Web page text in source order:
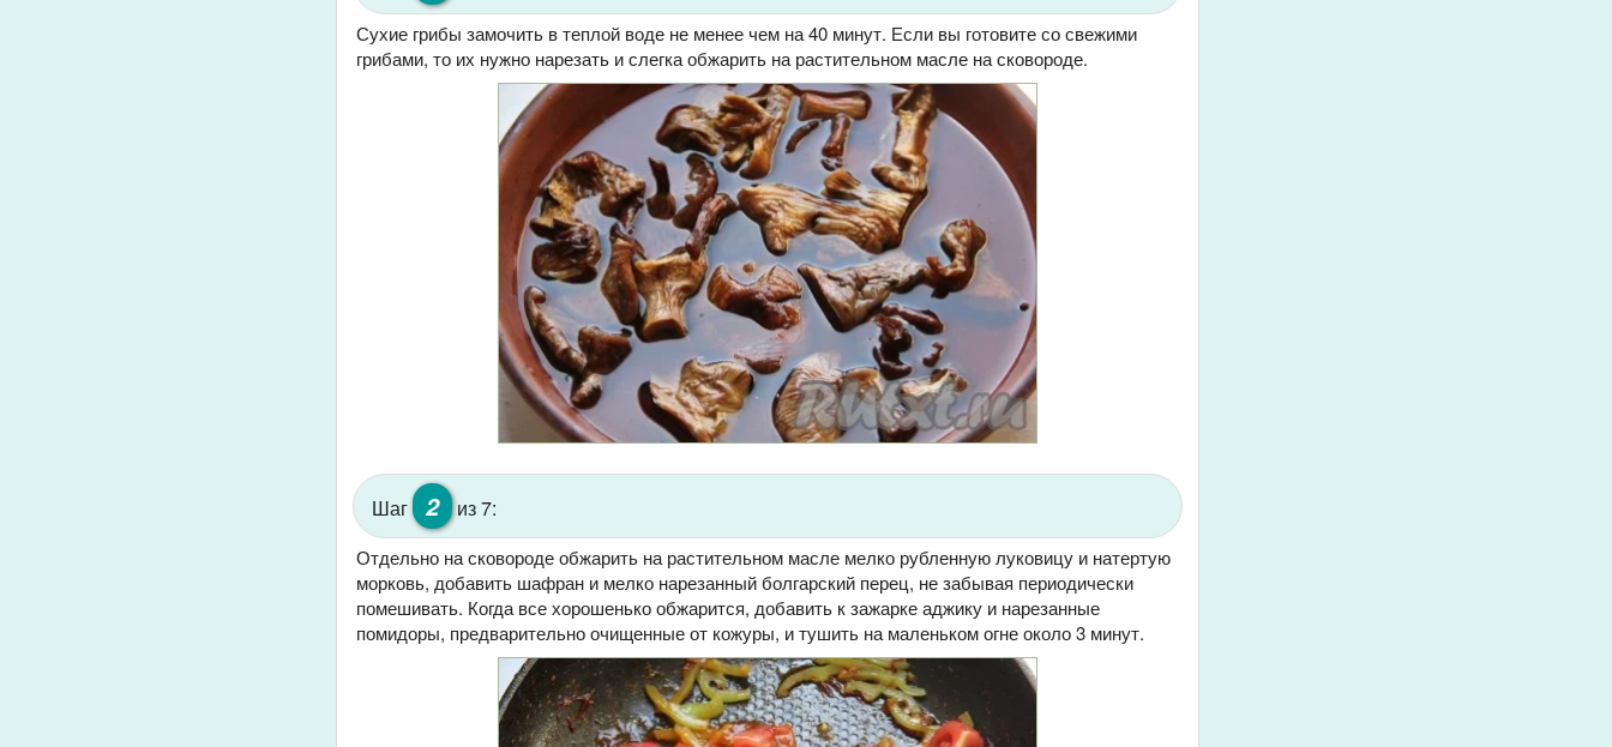
Сухие грибы замочить в теплой воде не менее чем на 40 минут. Если вы готовите со свежими
грибами, то их нужно нарезать и слегка обжарить на растительном масле на сковороде.
Шаг 2 из 7:
Отдельно на сковороде обжарить на растительном масле мелко рубленную луковицу и натертую
морковь, добавить шафран и мелко нарезанный болгарский перец, не забывая периодически
помешивать. Когда все хорошенько обжарится, добавить к зажарке аджику и нарезанные
помидоры, предварительно очищенные от кожуры, и тушить на маленьком огне около 3 минут.